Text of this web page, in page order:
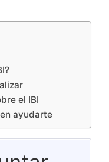
el IBI
ayudarte